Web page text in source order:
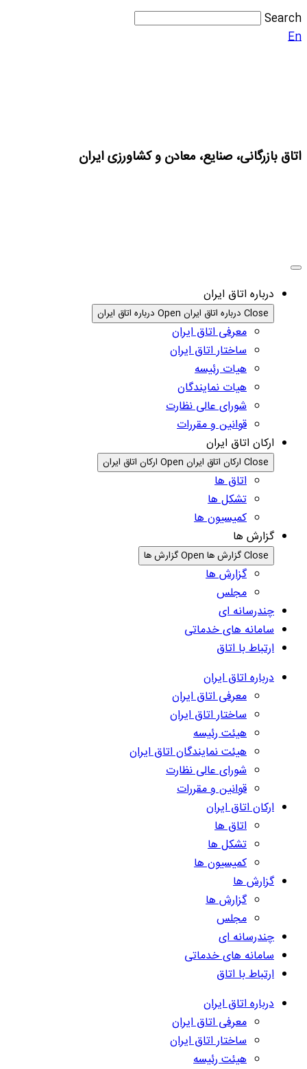
Search
En
اتاق بازرگانی، صنایع، معادن و کشاورزی ایران
درباره اتاق ایران
Close درباره اتاق ایران Open درباره اتاق ایران
معرفی اتاق ایران
ساختار اتاق ایران
هیات رئیسه
هیات نمایندگان
شورای عالی نظارت
قوانین و مقررات
ارکان اتاق ایران
Close ارکان اتاق ایران Open ارکان اتاق ایران
اتاق ها
تشکل ها
کمیسیون ها
گزارش ها
Close گزارش ها Open گزارش ها
گزارش ها
مجلس
چندرسانه ای
سامانه های خدماتی
ارتباط با اتاق
درباره اتاق ایران
معرفی اتاق ایران
ساختار اتاق ایران
هیئت رئیسه
هیئت نمایندگان اتاق ایران
شورای عالی نظارت
قوانین و مقررات
ارکان اتاق ایران
اتاق ها
تشکل ها
کمیسیون ها
گزارش ها
گزارش ها
مجلس
چندرسانه ای
سامانه های خدماتی
ارتباط با اتاق
درباره اتاق ایران
معرفی اتاق ایران
ساختار اتاق ایران
هیئت رئیسه